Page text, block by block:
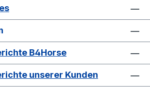
B4Horse
unserer Kunden